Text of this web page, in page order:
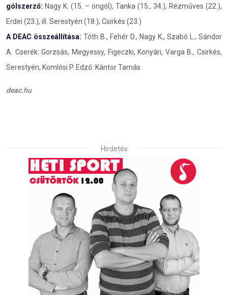
gólszerző: Nagy K. (15. – öngól), Tanka (15., 34.), Rézműves (22.),
Erdei (23.), ill. Serestyén (18.), Csirkés (23.)
A DEAC összeállítása: Tóth B., Fehér D., Nagy K., Szabó L., Sándor
A. Cserék: Gorzsás, Megyessy, Figeczki, Konyári, Varga B., Csirkés,
Serestyén, Komlósi P. Edző: Kántor Tamás
deac.hu
Hirdetés